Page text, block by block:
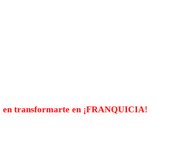
transformarte en ¡FRANQUICIA!